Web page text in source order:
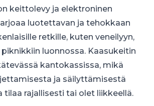
keittolevy ja elektroninen
luotettavan ja tehokkaan
retkille, kuten veneilyyn,
luonnossa. Kaasukeitin
kantokassissa, mikä
ja säilyttämisestä
tilaa rajallisesti tai olet liikkeellä.